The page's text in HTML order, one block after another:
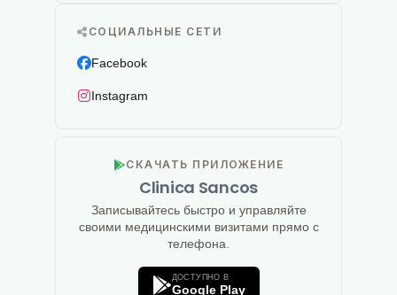
СОЦИАЛЬНЫЕ СЕТИ
Facebook
Instagram
СКАЧАТЬ ПРИЛОЖЕНИЕ
Clinica Sancos
Записывайтесь быстро и управляйте
своими медицинскими визитами прямо с
телефона.
ДОСТУПНО В
Google Play